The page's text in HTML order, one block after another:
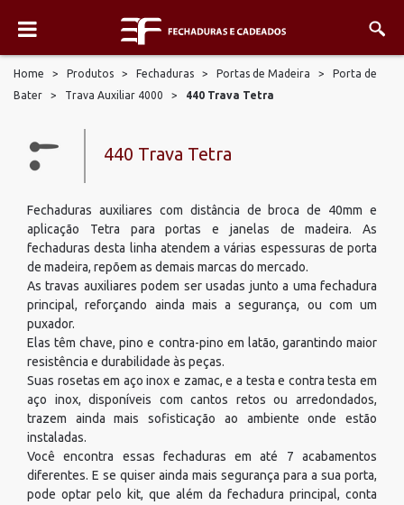
Home > Produtos > Fechaduras > Portas de Madeira > Porta de
Bater > Trava Auxiliar 4000 > 440 Trava Tetra
440 Trava Tetra
Fechaduras auxiliares com distância de broca de 40mm e
aplicação Tetra para portas e janelas de madeira. As
fechaduras desta linha atendem a várias espessuras de porta
de madeira, repõem as demais marcas do mercado.
As travas auxiliares podem ser usadas junto a uma fechadura
principal, reforçando ainda mais a segurança, ou com um
puxador.
Elas têm chave, pino e contra-pino em latão, garantindo maior
resistência e durabilidade às peças.
Suas rosetas em aço inox e zamac, e a testa e contra testa em
aço inox, disponíveis com cantos retos ou arredondados,
trazem ainda mais sofisticação ao ambiente onde estão
instaladas.
Você encontra essas fechaduras em até 7 acabamentos
diferentes. E se quiser ainda mais segurança para a sua porta,
pode optar pelo kit, que além da fechadura principal, conta